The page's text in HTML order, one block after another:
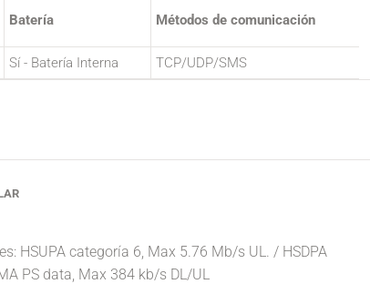
Batería Métodos de comunicación
Sí - Batería Interna TCP/UDP/SMS
HSUPA categoría 6, Max 5.76 Mb/s UL. / HSDPA
PS data, Max 384 kb/s DL/UL